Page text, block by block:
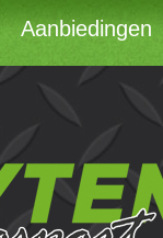
Aanbiedingen